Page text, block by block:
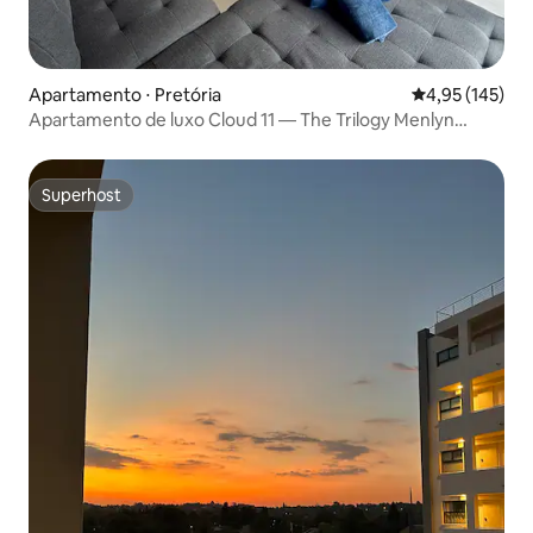
Apartamento ⋅ Pretória 4,95 de uma
4,95 (145)
Apartamento de luxo Cloud 11 — The Trilogy Menlyn
Superhost
Superhost